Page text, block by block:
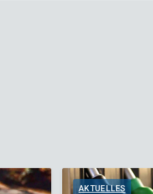
AKTUELLES